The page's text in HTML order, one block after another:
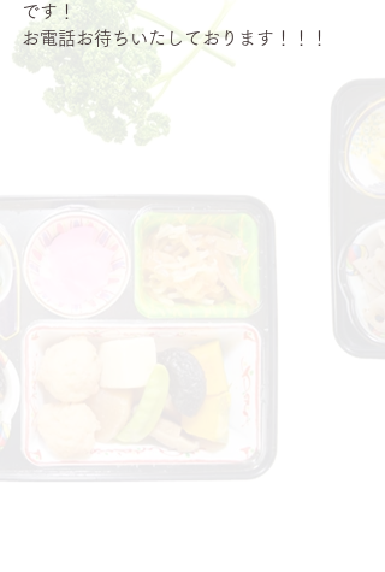
です！
お電話お待ちいたしております！！！